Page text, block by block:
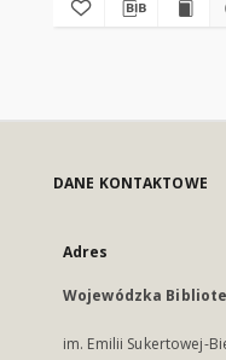
DANE KONTAKTOWE
Adres
Wojewódzka
im. Emilii Sukertowej-